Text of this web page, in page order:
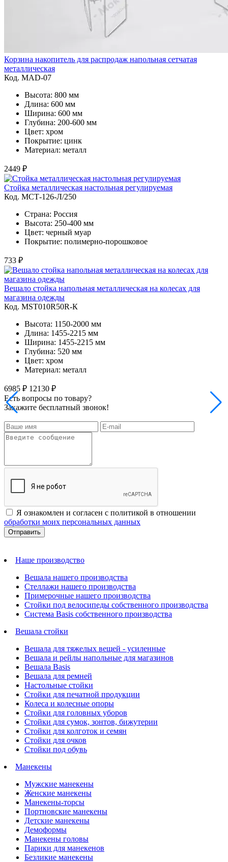
Корзина накопитель для распродаж напольная сетчатая
металлическая
Код. MAD-07
Высота: 800 мм
Длина: 600 мм
Ширина: 600 мм
Глубина: 200-600 мм
Цвет: хром
Покрытие: цинк
Материал: металл
2449 ₽
Стойка металлическая настольная регулируемая
Код. MСТ-126-Л/250
Страна: Россия
Высота: 250-400 мм
Цвет: черный муар
Покрытие: полимерно-порошковое
733 ₽
Вешало стойка напольная металлическая на колесах для
магазина одежды
Код. MST010R50R-К
Высота: 1150-2000 мм
Длина: 1455-2215 мм
Ширина: 1455-2215 мм
Глубина: 520 мм
Цвет: хром
Материал: металл
6985 ₽ 12130 ₽
Есть вопросы по товару?
Закажите бесплатный звонок!
Я ознакомлен и согласен с политикой в отношении
обработки моих персональных данных
Наше производство
Вешала нашего производства
Стеллажи нашего производства
Примерочные нашего производства
Стойки под велосипеды собственного производства
Система Basis собственного производства
Вешала стойки
Вешала для тяжелых вещей - усиленные
Вешала и рейлы напольные для магазинов
Вешала Basis
Вешала для ремней
Настольные стойки
Стойки для печатной продукции
Колеса и колесные опоры
Стойки для головных уборов
Стойки для сумок, зонтов, бижутерии
Стойки для колготок и семян
Стойки для очков
Стойки под обувь
Манекены
Мужские манекены
Женские манекены
Манекены-торсы
Портновские манекены
Детские манекены
Демоформы
Манекены головы
Парики для манекенов
Безликие манекены